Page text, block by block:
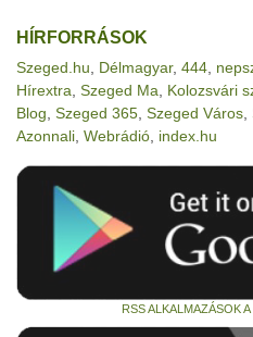
HÍRFORRÁSOK
Szeged.hu Délmagyar, 444
Hírextra Szeged Ma Kolozsvári
Blog Szeged 365 Szeged Város
Azonnali Webrádió index.hu
RSS ALKALMAZÁSOK